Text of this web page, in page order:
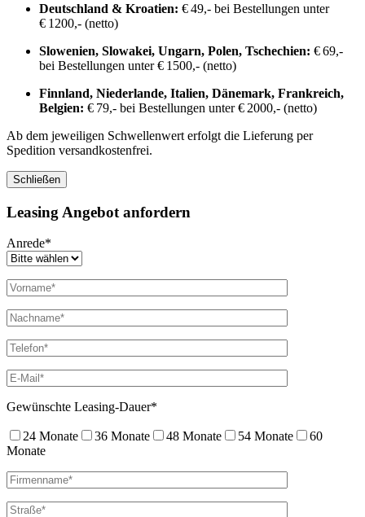
Deutschland & Kroatien: € 49,- bei Bestellungen unter
€ 1200,- (netto)
Slowenien, Slowakei, Ungarn, Polen, Tschechien: € 69,-
bei Bestellungen unter € 1500,- (netto)
Finnland, Niederlande, Italien, Dänemark, Frankreich,
Belgien: € 79,- bei Bestellungen unter € 2000,- (netto)
Ab dem jeweiligen Schwellenwert erfolgt die Lieferung per
Spedition versandkostenfrei.
Schließen
Leasing Angebot anfordern
Anrede*
Gewünschte Leasing-Dauer*
24 Monate 36 Monate 48 Monate 54 Monate
60
Monate